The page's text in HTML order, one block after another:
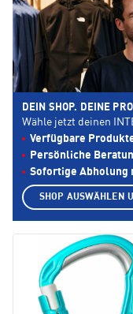
DEIN SHOP. DEINE
Wähle jetzt deinen
Verfügbare
Persönliche
Sofortige Abholung